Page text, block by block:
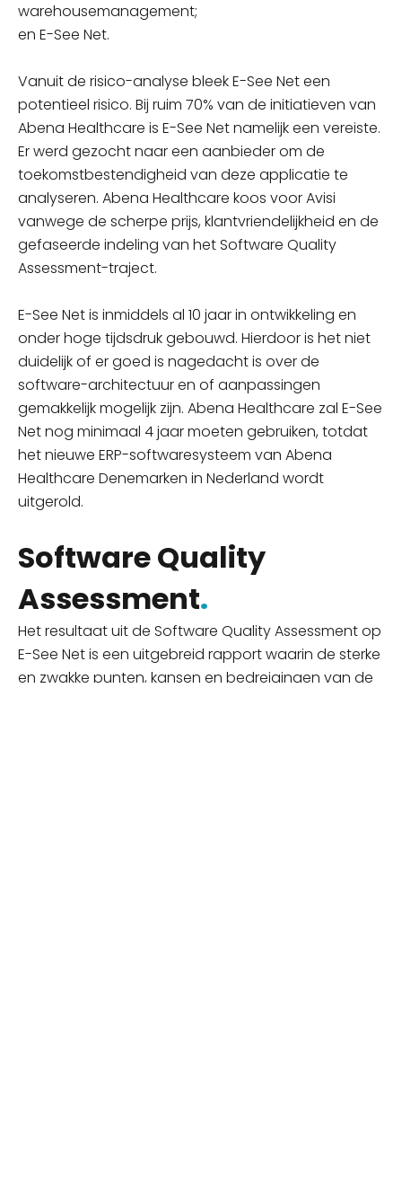
warehousemanagement;
en E-See Net.
Vanuit de risico-analyse bleek E-See Net een
potentieel risico. Bij ruim 70% van de initiatieven van
Abena Healthcare is E-See Net namelijk een vereiste.
Er werd gezocht naar een aanbieder om de
toekomstbestendigheid van deze applicatie te
analyseren. Abena Healthcare koos voor Avisi
vanwege de scherpe prijs, klantvriendelijkheid en de
gefaseerde indeling van hetSoftware Quality
Assessment-traject.
E-See Net is inmiddels al 10 jaar in ontwikkeling en
onder hoge tijdsdruk gebouwd. Hierdoor is het niet
duidelijk of er goed is nagedachtis over de
software-architectuur en of aanpassingen
gemakkelijk mogelijk zijn. Abena Healthcare zal E-See
Net nog minimaal 4 jaar moeten gebruiken, totdat
het nieuwe ERP-softwaresysteem van Abena
Healthcare Denemarken in Nederland wordt
uitgerold.
Software Quality
Assessment.
Het resultaat uit de Software Quality Assessment op
E-See Net is een uitgebreid rapport waarin de sterke
en zwakke punten, kansen en bedreigingen van de